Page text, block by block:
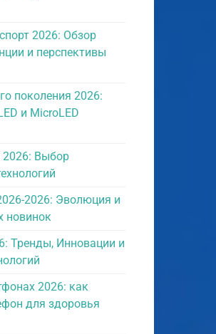
2026: Обзор
и перспективы
поколения 2026:
и MicroLED
Выбор
2026: Эволюция и
новинок
Тренды, Инновации и
2026: как
для здоровья